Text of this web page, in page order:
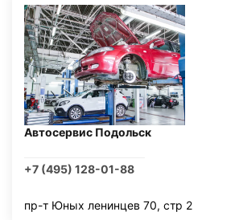
Автосервис Подольск
+7 (495) 128-01-88
пр-т Юных ленинцев 70, стр 2